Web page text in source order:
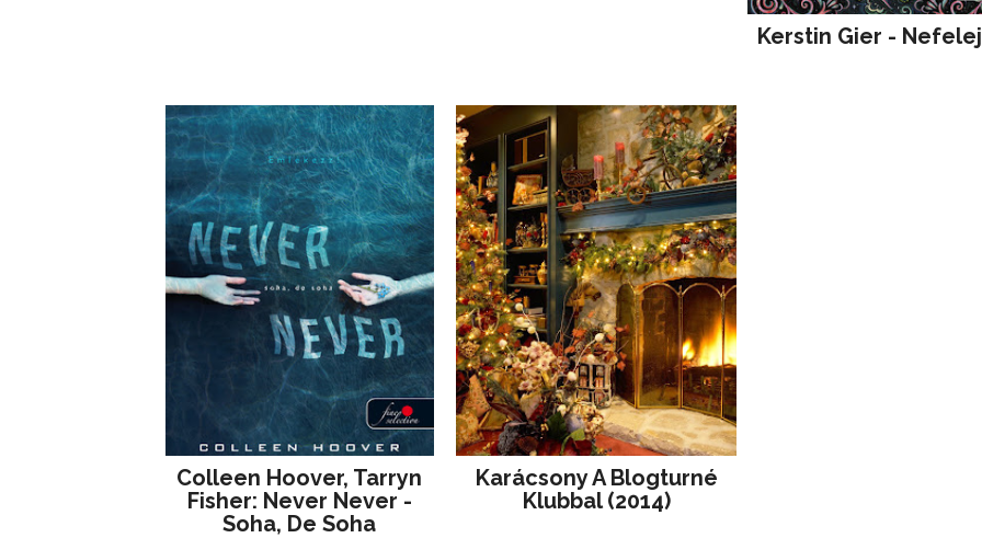
Kerstin Gier -
Colleen Hoover, Tarryn
Fisher: Never Never -
Soha, De Soha
Karácsony A Blogturné
Klubbal (2014)